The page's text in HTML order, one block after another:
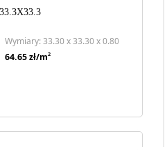
Wymiary: 33.30 x 33.30 x 0.80
64.65zł/m2